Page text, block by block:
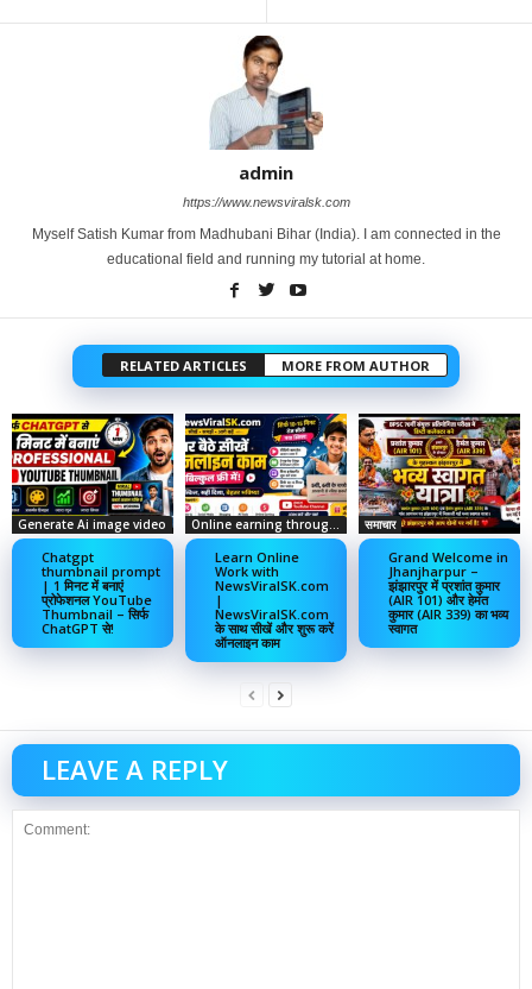
admin
https://www.newsviralsk.com
Myself Satish Kumar from Madhubani Bihar (India). I am connected in the
educational field and running my tutorial at home.
RELATED ARTICLES MORE FROM AUTHOR
Generate Ai image video
Chatgpt
thumbnail prompt
| 1 मिनट में बनाएं
प्रोफेशनल YouTube
Thumbnail – सिर्फ
ChatGPT से!
Online earning through social media
Learn Online
Work with
NewsViralSK.com
|
NewsViralSK.com
के साथ सीखें और शुरू करें
ऑनलाइन काम
समाचार
Grand Welcome in
Jhanjharpur –
झंझारपुर में प्रशांत कुमार
(AIR 101) और हेमंत
कुमार (AIR 339) का भव्य
स्वागत
LEAVE A REPLY